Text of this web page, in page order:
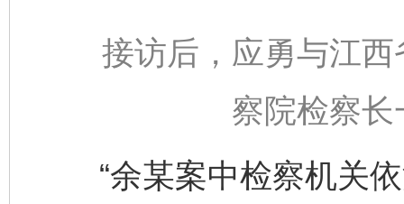
接访后，应勇与江西
察院检察
“余某案中检察机关依